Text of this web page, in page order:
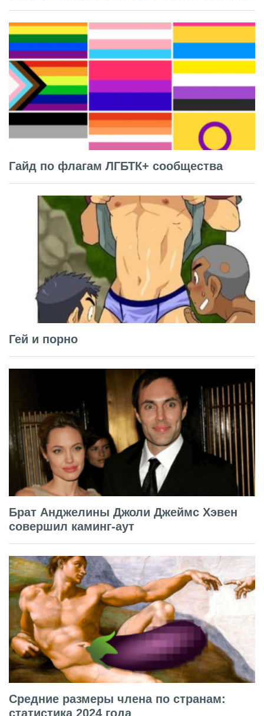
Гайд по флагам ЛГБТК+ сообщества
Гей и порно
Брат Анджелины Джоли Джеймс Хэвен
совершил каминг-аут
Средние размеры члена по странам:
статистика 2024 года